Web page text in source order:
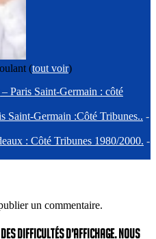
(tout voir)
Paris Saint-Germain : côté
Saint-Germain :Côté Tribunes.. -
: Côté Tribunes 1980/2000. -
un commentaire.
difficultés d’affichage. Nous